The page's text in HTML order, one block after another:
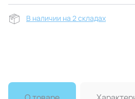
В наличии на 2 складах